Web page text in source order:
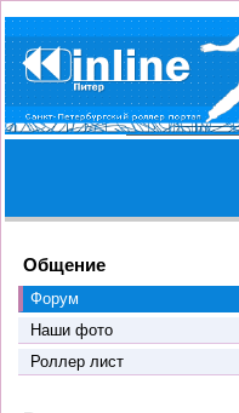
Общение
Форум
Наши фото
Роллер лист